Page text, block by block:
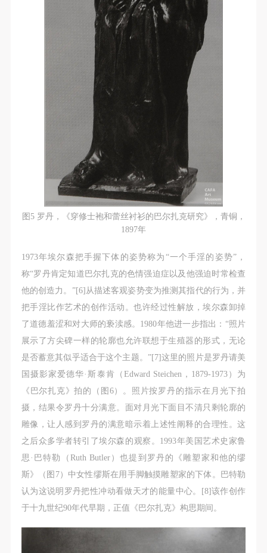
图5 罗丹，《穿修士袍和蕾丝衬衫的巴尔扎克研究》，青铜，
1897年
1973年埃尔森把手握下体的姿势称为“一个手淫的姿势”，
称“罗丹肯定知道巴尔扎克的色情强迫症以及他强迫时常检查
他的创造力。”[6]从描述客观姿势变为推测其指代的行为，并
把手淫比作艺术的创作活动。也许经过性解放，埃尔森卸掉
了道德羞涩和对大师的亵渎感。1980年他进一步指出：“照片
展示了方尖碑一样的轮廓也允许联想于生殖器的形式，无论
是否蓄意其似乎适合于这个主题。”[7]这里的照片是罗丹请美
国摄影家爱德华·斯泰肯（Edward Steichen，1879-1973）为
《巴尔扎克》拍的（图6）。照片按罗丹的指示在月光下拍
摄，结果令罗丹十分满意。面对月光下面目不清只剩轮廓的
雕像，让人感到罗丹的满意暗示着上述性阐释的合理性。这
之后众多学者转引了埃尔森的观察。1993年美国艺术史家鲁
思·巴特勒（Ruth Butler）也提到罗丹的《雕塑家和他的缪
斯》（图7）中女性缪斯在用手脚触摸雕塑家的下体。巴特勒
认为这说明罗丹把性冲动看做天才的能量中心。[8]该作创作
于十九世纪90年代早期，正值《巴尔扎克》构思期间。